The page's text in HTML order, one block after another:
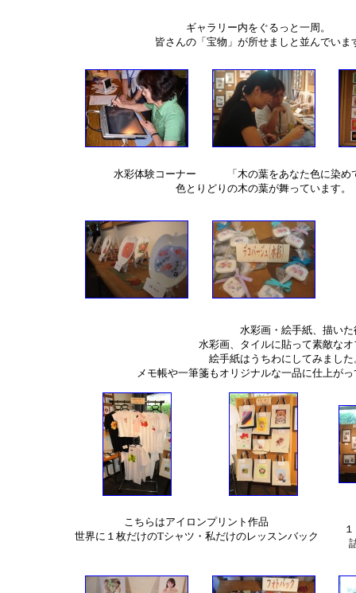
ギャラリー内をぐるっと一周。
皆さんの「宝物」が所せましと並んでいま
水彩体験コーナー 「木の葉をあなた色に染め
色とりどりの木の葉が舞っています。
水彩画・絵手紙、描い
水彩画、タイルに貼って素敵な
絵手紙はうちわにしてみまし
メモ帳や一筆箋もオリジナルな一品に仕上
こちらはアイロンプリント作品
世界に１枚だけのTシャツ・私だけのレッスンバック